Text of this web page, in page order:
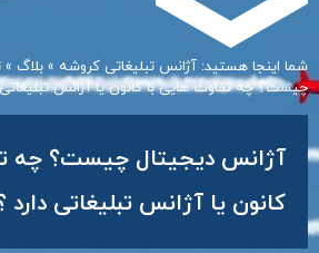
شما اینجا هستید: آژانس تبلیغاتی کروشه » بلاگ »
چیست؟ چه تفاوت هایی با کانون یا آژانس تبلیغاتی
آژانس دیجیتال چیست؟ چه
کانون یا آژانس تبلیغاتی دارد